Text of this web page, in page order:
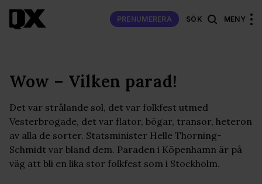
PRENUMERERA SÖK MENY
Wow – Vilken parad!
Det var strålande sol, det var folkfest utmed
Vesterbrogade, det var flator, bögar, transor, heteron
av alla de sorter. Statsminister Helle Thorning-
Schmidt var bland dem. Paraden i Köpenhamn är på
väg att bli en lika stor folkfest som i Stockholm.